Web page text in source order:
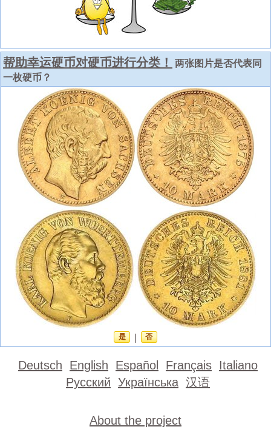
帮助幸运硬币对硬币进行分类！
两张图片是否代表同
一枚硬币？
是 否
Deutsch English Español Français Italiano
Русский Українська 汉语
About the project